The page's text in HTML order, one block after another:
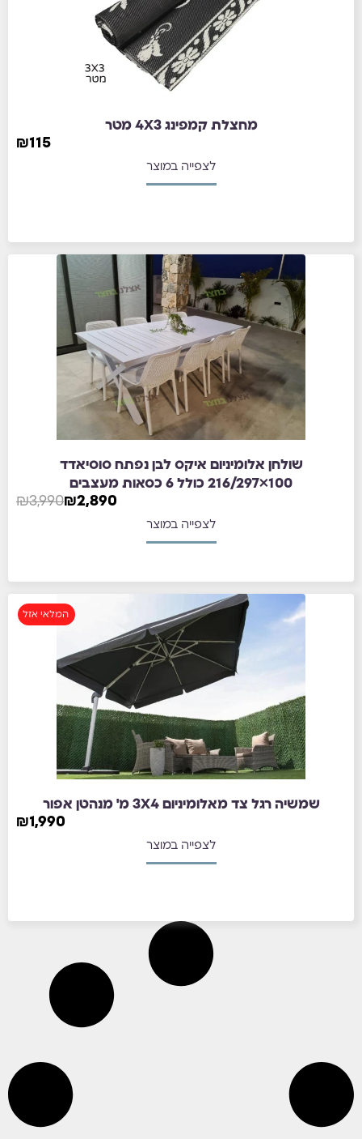
מחצלת קמפינג 4X3 מטר
₪115
לצפייה במוצר
שולחן אלומיניום איקס לבן נפתח סוסיאדד
100×216/297 כולל 6 כסאות מעצבים
₪3,990₪2,890
לצפייה במוצר
המלאי אזל
שמשיה רגל צד מאלומיניום 3X4 מ' מנהטן אפור
₪1,990
לצפייה במוצר